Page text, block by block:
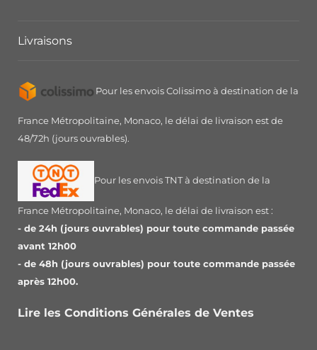
Livraisons
Pour les envois Colissimo à destination de la
France Métropolitaine, Monaco, le délai de livraison est de
48/72h (jours ouvrables).
Pour les envois TNT à destination de la
France Métropolitaine, Monaco, le délai de livraison est :
- de 24h (jours ouvrables) pour toute commande passée
avant 12h00
- de 48h (jours ouvrables) pour toute commande passée
après 12h00.
Lire les Conditions Générales de Ventes